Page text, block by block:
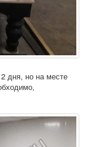
дня, но на месте